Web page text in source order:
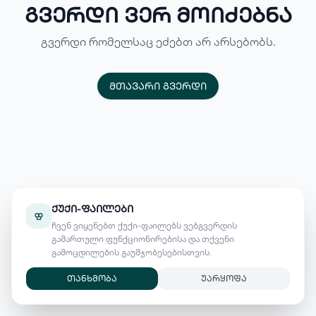
გვერდი ვერ მოიძებნა
გვერდი რომელსაც ეძებთ არ არსებობს.
მთავარი გვერდი
ქუქი-ფაილები
ჩვენ ვიყენებთ ქუქი-ფაილებს ვებგვერდის
გამართული ფუნქციონირებისა და თქვენი
გამოცდილების გაუმჯობესებისთვის.
თანხმობა უარყოფა